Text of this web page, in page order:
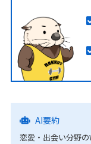
AI要約
恋愛・出会い分野の